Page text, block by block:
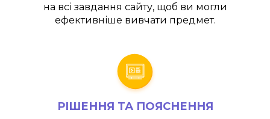
на всі завдання сайту, щоб ви могли
ефективніше вивчати предмет.
РІШЕННЯ ТА ПОЯСНЕННЯ